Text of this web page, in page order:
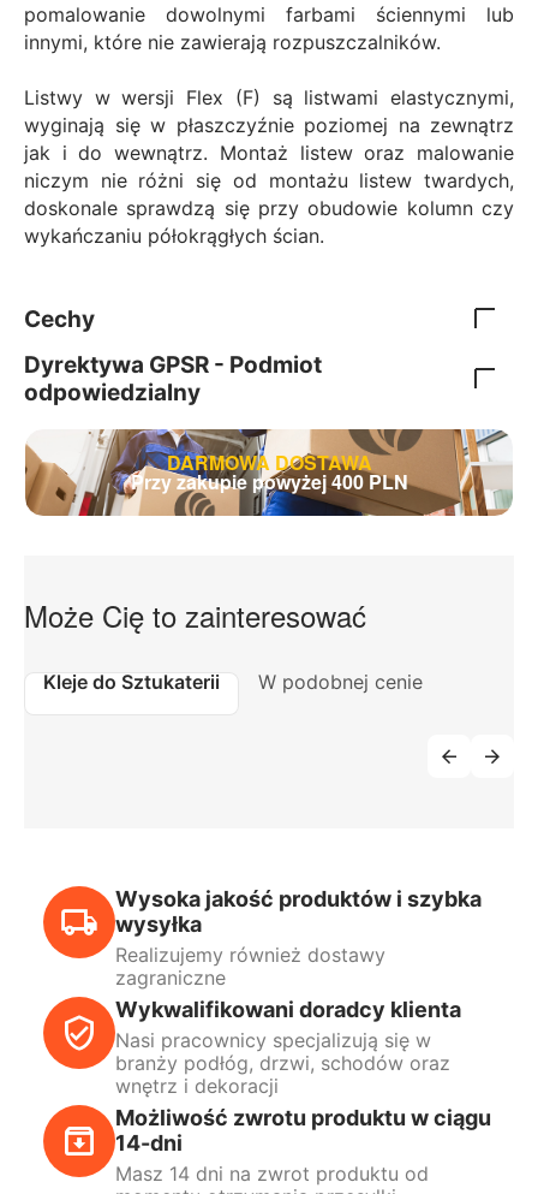
pomalowanie dowolnymi farbami ściennymi lub
innymi, które nie zawierają rozpuszczalników.
Listwy w wersji Flex (F) są listwami elastycznymi,
wyginają się w płaszczyźnie poziomej na zewnątrz
jak i do wewnątrz. Montaż listew oraz malowanie
niczym nie różni się od montażu listew twardych,
doskonale sprawdzą się przy obudowie kolumn czy
wykańczaniu półokrągłych ścian.
Cechy
Dyrektywa GPSR - Podmiot
odpowiedzialny
DARMOWA DOSTAWA
Przy zakupie powyżej 400 PLN
Może Cię to zainteresować
Kleje do Sztukaterii W podobnej cenie
Wysoka jakość produktów i szybka
wysyłka
Realizujemy również dostawy
zagraniczne
Wykwalifikowani doradcy klienta
Nasi pracownicy specjalizują się w
branży podłóg, drzwi, schodów oraz
wnętrz i dekoracji
Możliwość zwrotu produktu w ciągu
14-dni
Masz 14 dni na zwrot produktu od